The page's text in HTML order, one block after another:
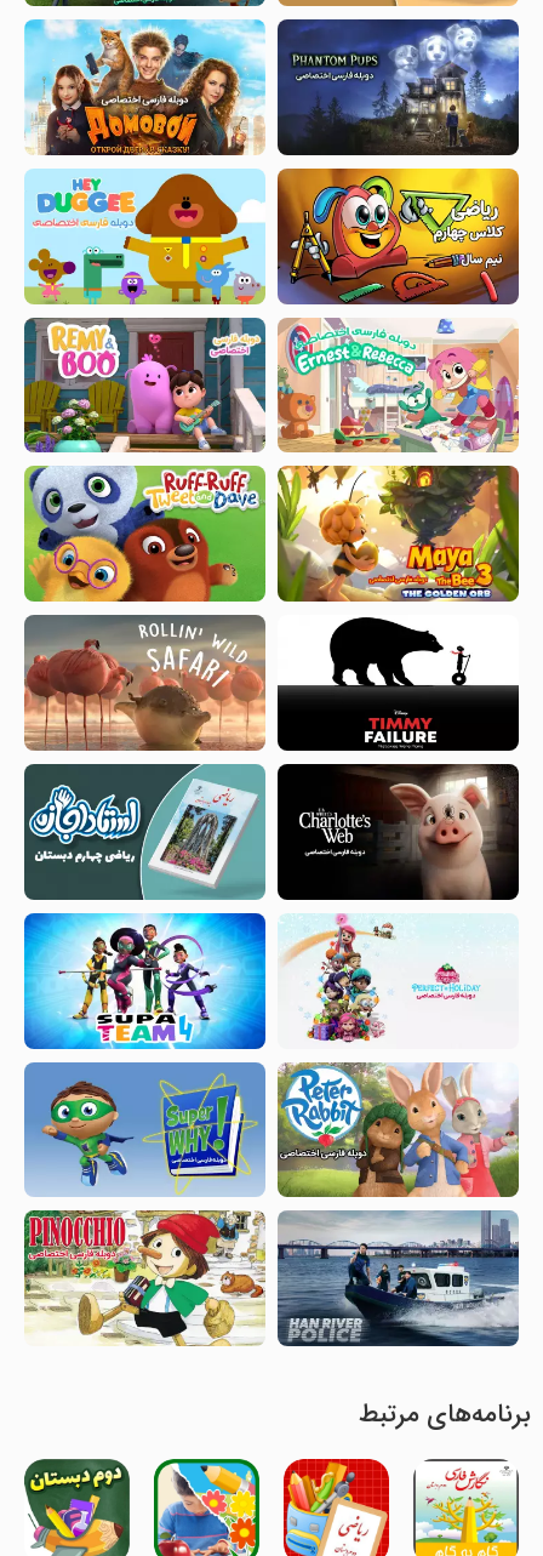
برنامه‌های مرتبط